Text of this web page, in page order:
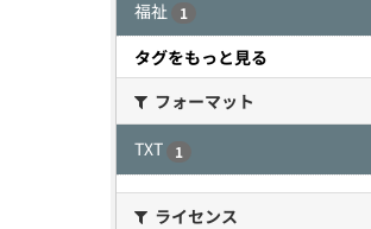
福祉 1
タグをもっと見る
フォーマット
TXT
1
ライセンス